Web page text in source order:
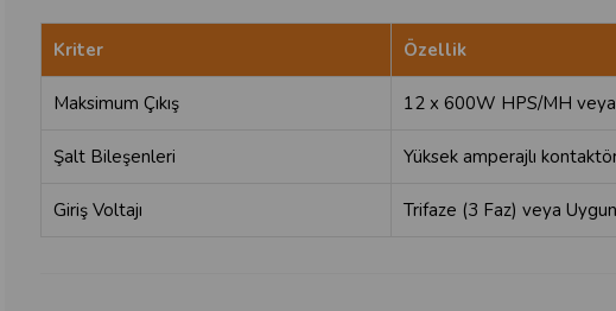
Kriter Özellik
Maksimum Çıkış 12 x 600W HPS/MH
Şalt Bileşenleri Yüksek amperajlı
Giriş Voltajı Trifaze (3 Faz) veya